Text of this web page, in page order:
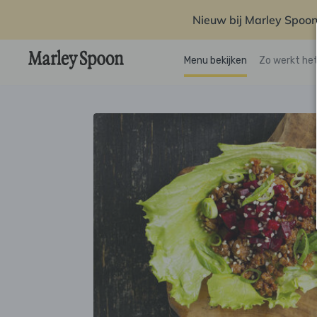
Nieuw bij Marley
Menu bekijken Zo werkt